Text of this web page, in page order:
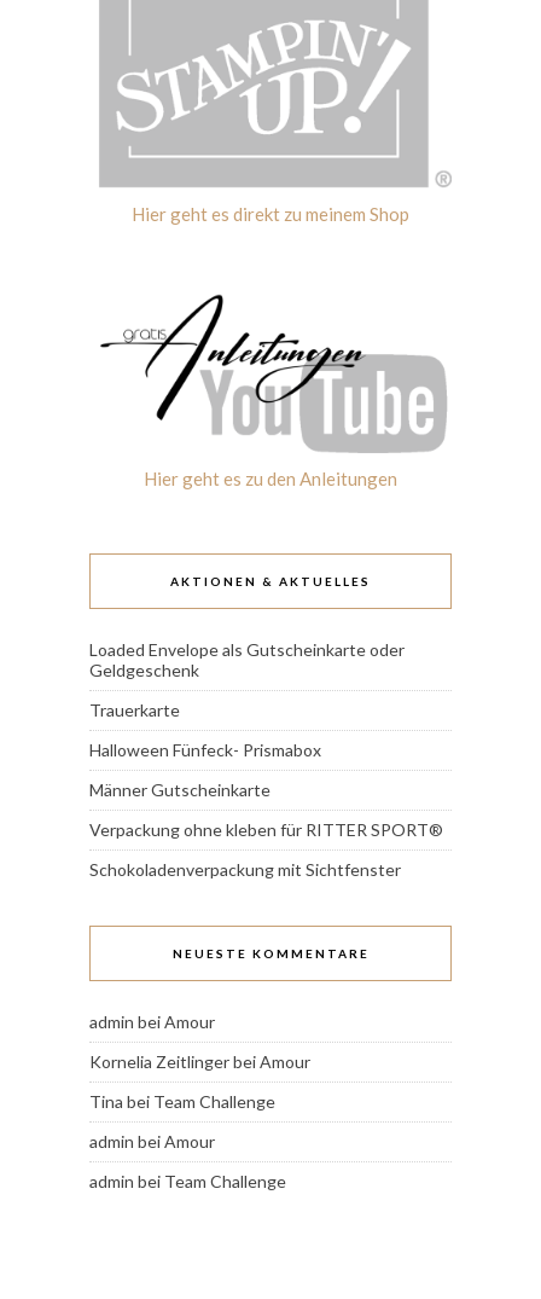
Hier geht es direkt zu meinem Shop
Hier geht es zu den Anleitungen
AKTIONEN & AKTUELLES
Loaded Envelope als Gutscheinkarte oder
Geldgeschenk
Trauerkarte
Halloween Fünfeck- Prismabox
Männer Gutscheinkarte
Verpackung ohne kleben für RITTER SPORT®
Schokoladenverpackung mit Sichtfenster
NEUESTE KOMMENTARE
admin beiAmour
Kornelia ZeitlingerbeiAmour
Tina bei Team Challenge
admin beiAmour
admin bei Team Challenge